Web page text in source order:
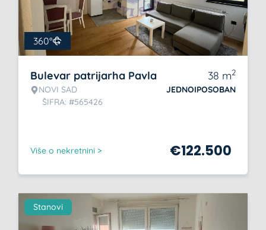
360°
Bulevar patrijarha Pavla
NOVI SAD
ŠIFRA: #565426
38 m2
JEDNOIPOSOBAN
Više o nekretnini > €122.500
Stanovi